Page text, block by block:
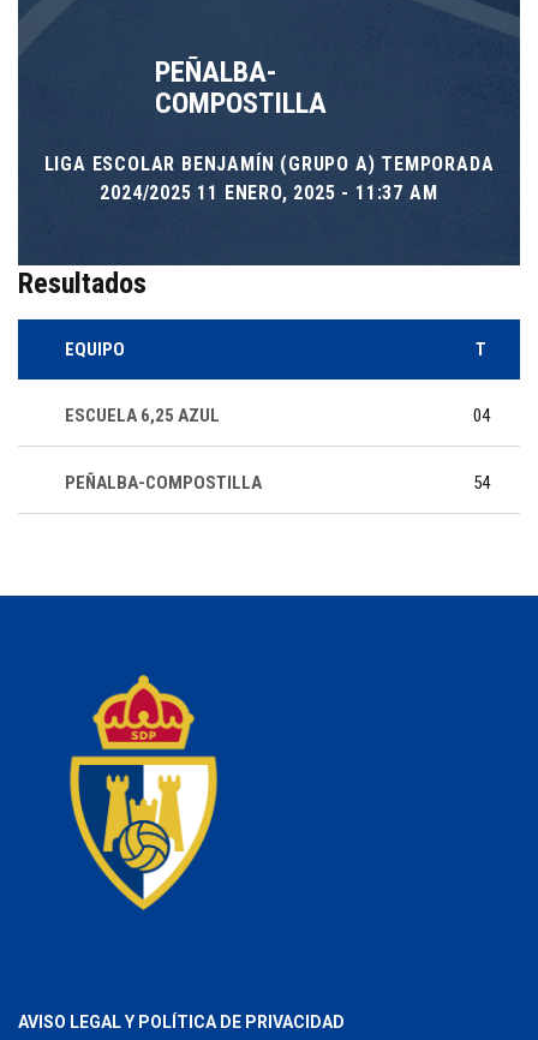
PEÑALBA-
COMPOSTILLA
LIGA ESCOLAR BENJAMÍN (GRUPO A) TEMPORADA
2024/2025 11 ENERO, 2025 - 11:37 AM
Resultados
EQUIPO T
ESCUELA 6,25 AZUL 04
PEÑALBA-COMPOSTILLA 54
AVISO LEGAL Y POLÍTICA DE PRIVACIDAD